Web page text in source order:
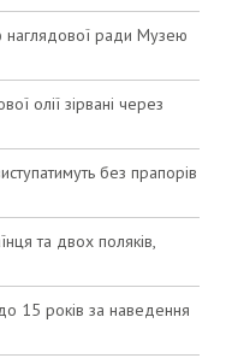
ради Музею
олії зірвані через
без прапорів
та двох поляків,
15 років за наведення